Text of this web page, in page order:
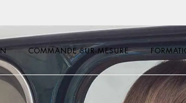
COMMANDE SUR-MESURE